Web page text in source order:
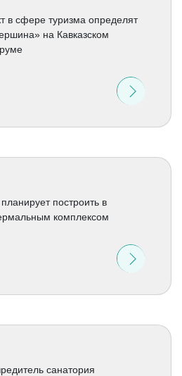
в сфере туризма определят
на Кавказском
построить в
комплексом
санатория